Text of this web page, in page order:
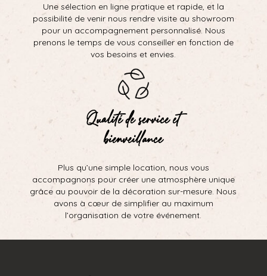
Une sélection en ligne pratique et rapide, et la
possibilité de venir nous rendre visite au showroom
pour un accompagnement personnalisé. Nous
prenons le temps de vous conseiller en fonction de
vos besoins et envies.
Qualité de service et
bienveillance
Plus qu’une simple location, nous vous
accompagnons pour créer une atmosphère unique
grâce au pouvoir de la décoration sur-mesure. Nous
avons à cœur de simplifier au maximum
l’organisation de votre événement.